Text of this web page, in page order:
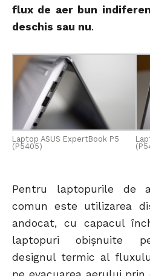
flux de aer bun
deschis sau nu.
Laptop ASUS ExpertBook P5
(P5405)
Pentru laptopurile de
comun este utilizarea
andocat, cu capacul
laptopuri obișnuite
designul termic al